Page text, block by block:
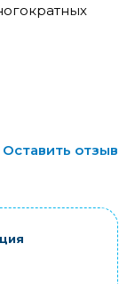
Оставить отзыв